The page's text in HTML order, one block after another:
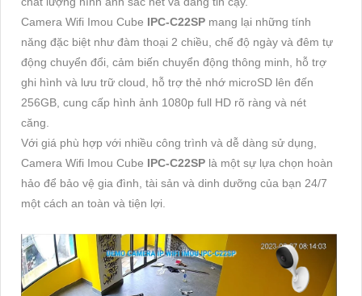
Camera Wifi Imou Cube IPC-C22SP mang lại những tính
năng đặc biệt như đàm thoại 2 chiều, chế độ ngày và đêm tự
động chuyển đổi, cảm biến chuyển động thông minh, hỗ trợ
ghi hình và lưu trữ cloud, hỗ trợ thẻ nhớ microSD lên đến
256GB, cung cấp hình ảnh 1080p full HD rõ ràng và nét
căng.
Với giá phù hợp với nhiều công trình và dễ dàng sử dụng,
Camera Wifi Imou Cube IPC-C22SP là một sự lựa chọn hoàn
hảo để bảo vệ gia đình, tài sản và dinh dưỡng của bạn 24/7
một cách an toàn và tiện lợi.